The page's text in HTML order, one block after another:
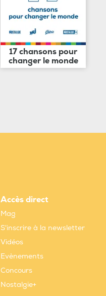
17 chansons pour
changer le monde
Accès direct
Mag
S'inscrire à la newsletter
Vidéos
Evènements
Concours
Nostalgie+